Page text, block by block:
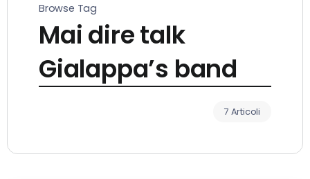
Browse Tag
Mai dire talk
Gialappa’s band
7 Articoli